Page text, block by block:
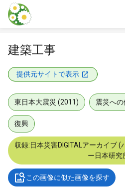
本文に飛ぶ
建築工事
提供元サイトで表示
東日本大震災 (2011) 震災への
復興
収録:日本災害DIGITALアーカイブ
ー日本研究
この画像に似た画像を探す